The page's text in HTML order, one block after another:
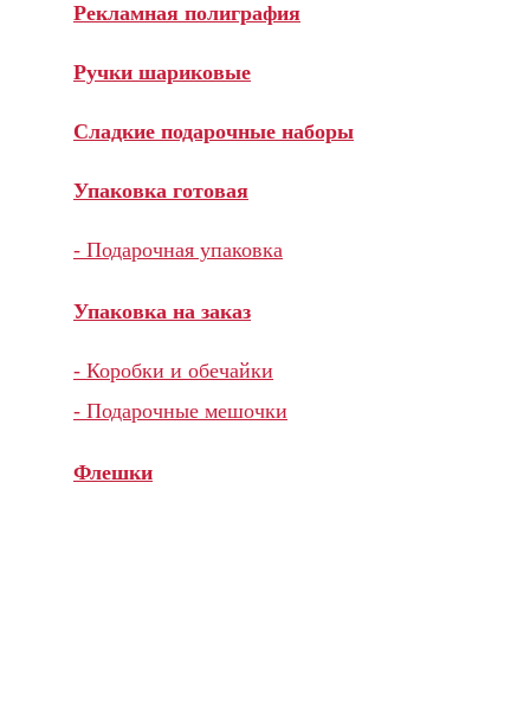
Рекламная полиграфия
Ручки шариковые
Сладкие подарочные наборы
Упаковка готовая
- Подарочная упаковка
Упаковка на заказ
- Коробки и обечайки
- Подарочные мешочки
Флешки